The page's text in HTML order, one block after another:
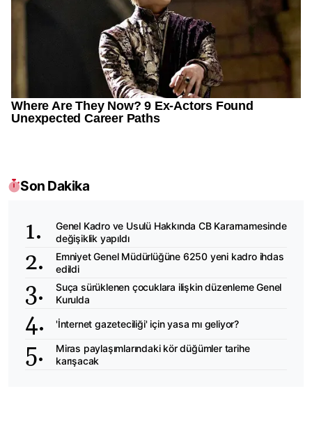
Son Dakika
Genel Kadro ve Usulü Hakkında CB Kararnamesinde
değişiklik yapıldı
Emniyet Genel Müdürlüğüne 6250 yeni kadro ihdas
edildi
Suça sürüklenen çocuklara ilişkin düzenleme Genel
Kurulda
'İnternet gazeteciliği' için yasa mı geliyor?
Miras paylaşımlarındaki kör düğümler tarihe
karışacak